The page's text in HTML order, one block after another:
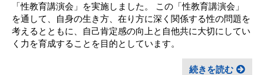
「性教育講演会」を実施しました。 この「性教育講演会」
を通して、自身の生き方、在り方に深く関係する性の問題を
考えるとともに、自己肯定感の向上と自他共に大切にしてい
く力を育成することを目的としています。
続きを読む